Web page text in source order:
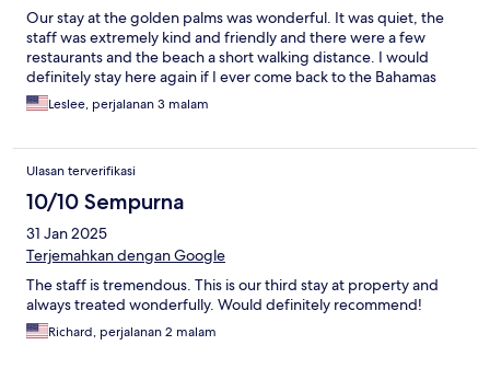
Our stay at the golden palms was wonderful. It was quiet, the
staff was extremely kind and friendly and there were a few
restaurants and the beach a short walking distance. I would
definitely stay here again if I ever come back to the Bahamas
Leslee, perjalanan 3 malam
Ulasan terverifikasi
10/10 Sempurna
31 Jan 2025
Terjemahkan dengan Google
The staff is tremendous. This is our third stay at property and
always treated wonderfully. Would definitely recommend!
Richard, perjalanan 2 malam